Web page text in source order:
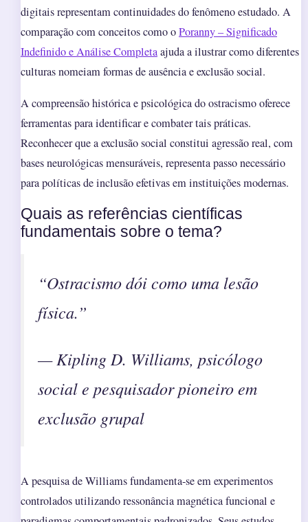
digitais representam continuidades do fenômeno estudado. A
comparação com conceitos como oPoranny – Significado
Indefinido e Análise Completaajuda a ilustrar como diferentes
culturas nomeiam formas de ausência e exclusão social.
A compreensão histórica e psicológica do ostracismo oferece
ferramentas para identificar e combater tais práticas.
Reconhecer que a exclusão social constitui agressão real, com
bases neurológicas mensuráveis, representa passo necessário
para políticas de inclusão efetivas em instituições modernas.
Quais as referências científicas
fundamentais sobre o tema?
“Ostracismo dói como uma lesão
física.”
— Kipling D. Williams, psicólogo
social e pesquisador pioneiro em
exclusão grupal
A pesquisa de Williams fundamenta-se em experimentos
controlados utilizando ressonância magnética funcional e